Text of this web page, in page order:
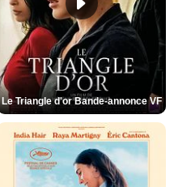
Le Triangle d'or Bande-annonce VF